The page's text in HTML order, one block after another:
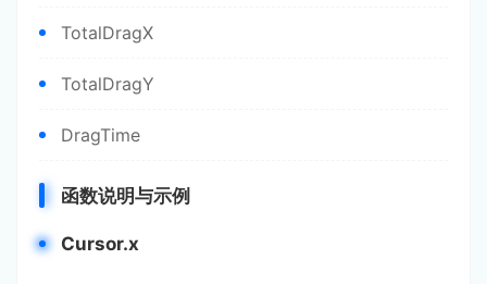
TotalDragX
TotalDragY
DragTime
函数说明与示例
Cursor.x